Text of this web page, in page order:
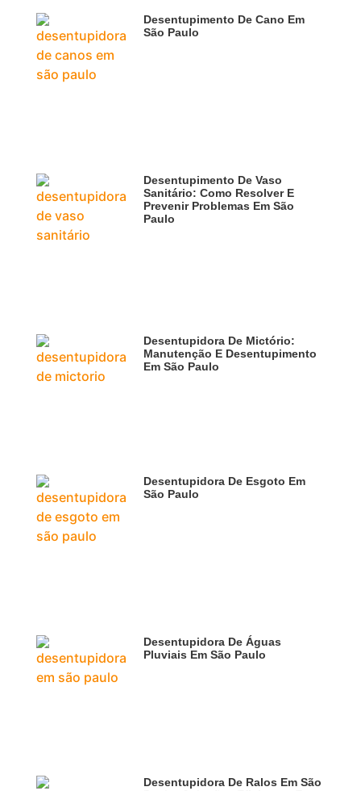
Desentupimento De Cano Em
São Paulo
Desentupimento De Vaso
Sanitário: Como Resolver E
Prevenir Problemas Em São
Paulo
Desentupidora De Mictório:
Manutenção E Desentupimento
Em São Paulo
Desentupidora De Esgoto Em
São Paulo
Desentupidora De Águas
Pluviais Em São Paulo
Desentupidora De Ralos Em São